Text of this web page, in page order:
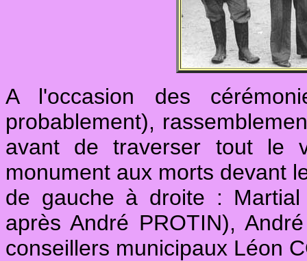
A l'occasion des
probablement),
avant de traverser tout le
monument aux morts devant
de gauche à droite : Martial
après André PROTIN),
conseillers municipaux Léon